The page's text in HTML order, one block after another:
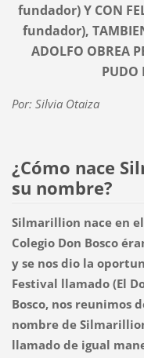
fundador) Y CON
fundador),
ADOLFO OBREA
PUDO
Por: Silvia Otaiza
¿Cómo nace
su nombre?
Silmarillion nace en
Colegio Don Bosco
y se nos dio la oportun
Festival llamado (El
Bosco, nos reunimos
nombre de
llamado de igual